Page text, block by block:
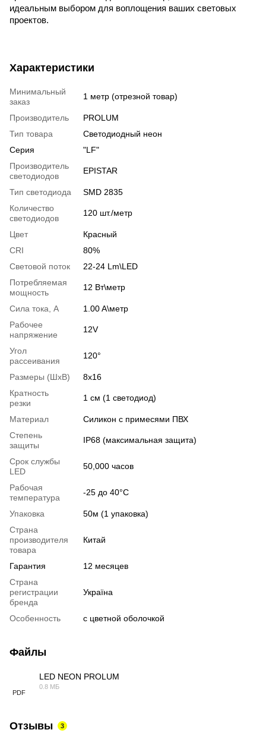
идеальным выбором для воплощения ваших световых
проектов.
Характеристики
Минимальный
заказ
1 метр (отрезной товар)
Производитель
PROLUM
Тип товара
Светодиодный неон
Серия
"LF"
Производитель
светодиодов
EPISTAR
Тип светодиода
SMD 2835
Количество
светодиодов
120 шт./метр
Цвет
Красный
CRI
80%
Световой поток
22-24 Lm\LED
Потребляемая
мощность
12 Вт\метр
Сила тока, А
1.00 A\метр
Рабочее
напряжение
12V
Угол
рассеивания
120°
Размеры (ШхВ)
8х16
Кратность
резки
1 см (1 светодиод)
Материал
Силикон с примесями ПВХ
Степень
защиты
IP68 (максимальная защита)
Срок службы
LED
50,000 часов
Рабочая
температура
-25 до 40°С
Упаковка
50м (1 упаковка)
Страна
производителя
товара
Китай
Гарантия
12 месяцев
Страна
регистрации
бренда
Україна
Особенность с цветной оболочкой
Файлы
PDF
LED NEON PROLUM
0.8 МБ
Отзывы 3